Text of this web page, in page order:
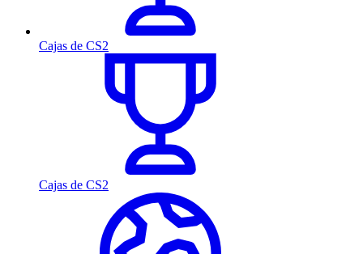
Cajas de CS2
Cajas de CS2